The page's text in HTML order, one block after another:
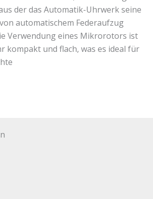
der das Automatik-Uhrwerk seine
automatischem Federaufzug
Verwendung eines Mikrorotors ist
kompakt und flach, was es ideal für